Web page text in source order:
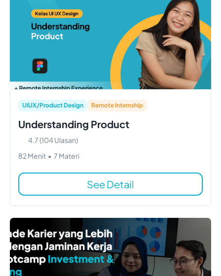
UIUX/Product Design Remote Internship
Understanding Product
4.7(104 Ulasan)
82Menit • 7 Materi
See Detail